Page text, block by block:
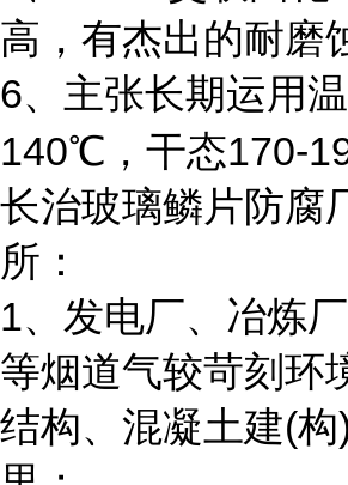
高，有杰出的耐磨
6、主张长期运用
140℃，干态170-
长治玻璃鳞片防腐
所：
1、发电厂、冶炼
等烟道气较苛刻环
结构、混凝土建(构